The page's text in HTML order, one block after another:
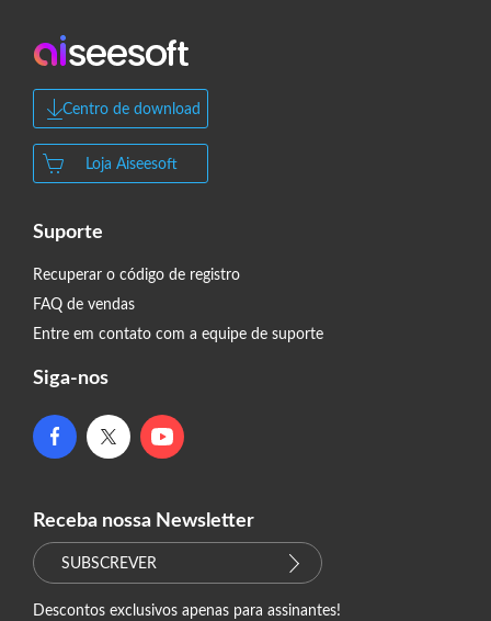
Centro de download
Loja Aiseesoft
Suporte
Recuperar o código de registro
FAQ de vendas
Entre em contato com a equipe de suporte
Siga-nos
Receba nossa Newsletter
SUBSCREVER
Descontos exclusivos apenas para assinantes!